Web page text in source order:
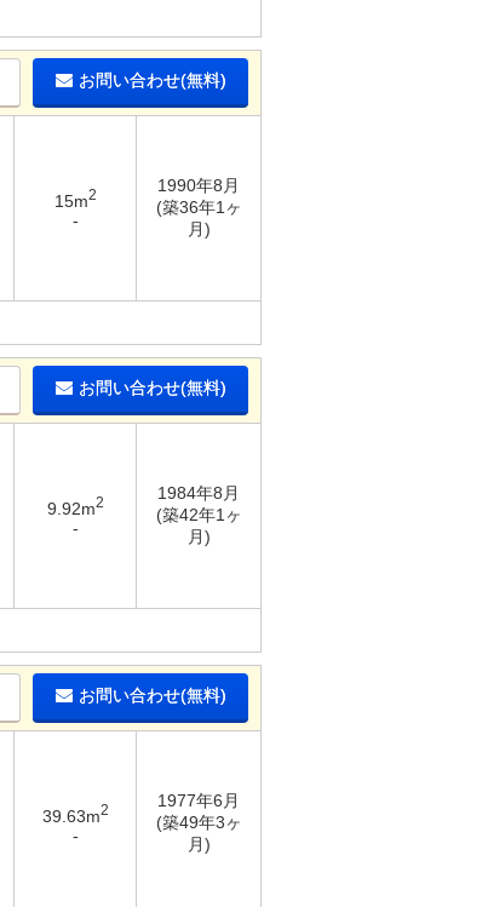
お問い合わせ(無料)
15m2
-
1990年8月
(築36年1ヶ
月)
お問い合わせ(無料)
9.92m2
-
1984年8月
(築42年1ヶ
月)
お問い合わせ(無料)
39.63m2
-
1977年6月
(築49年3ヶ
月)